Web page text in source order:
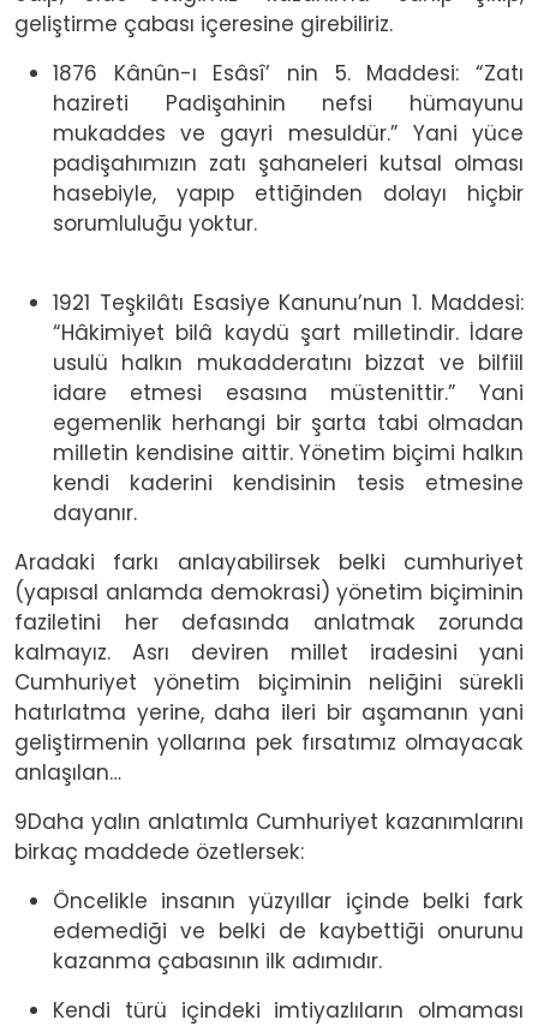
geliştirme çabası içeresine girebiliriz.
1876 Kânûn-ı Esâsî’ nin 5. Maddesi: “Zatı
hazireti Padişahinin nefsi hümayunu
mukaddes ve gayri mesuldür.” Yani yüce
padişahımızın zatı şahaneleri kutsal olması
hasebiyle, yapıp ettiğinden dolayı hiçbir
sorumluluğu yoktur.
1921 Teşkilâtı Esasiye Kanunu’nun 1. Maddesi:
“Hâkimiyet bilâ kaydü şart milletindir. İdare
usulü halkın mukadderatını bizzat ve bilfiil
idare etmesi esasına müstenittir.” Yani
egemenlik herhangi bir şarta tabi olmadan
milletin kendisine aittir. Yönetim biçimi halkın
kendi kaderini kendisinin tesis etmesine
dayanır.
Aradaki farkı anlayabilirsek belki cumhuriyet
(yapısal anlamda demokrasi) yönetim biçiminin
faziletini her defasında anlatmak zorunda
kalmayız. Asrı deviren millet iradesini yani
Cumhuriyet yönetim biçiminin neliğini sürekli
hatırlatma yerine, daha ileri bir aşamanın yani
geliştirmenin yollarına pek fırsatımız olmayacak
anlaşılan…
9Daha yalın anlatımla Cumhuriyet kazanımlarını
birkaç maddede özetlersek:
Öncelikle insanın yüzyıllar içinde belki fark
edemediği ve belki de kaybettiği onurunu
kazanma çabasının ilk adımıdır.
Kendi türü içindeki imtiyazlıların olmaması